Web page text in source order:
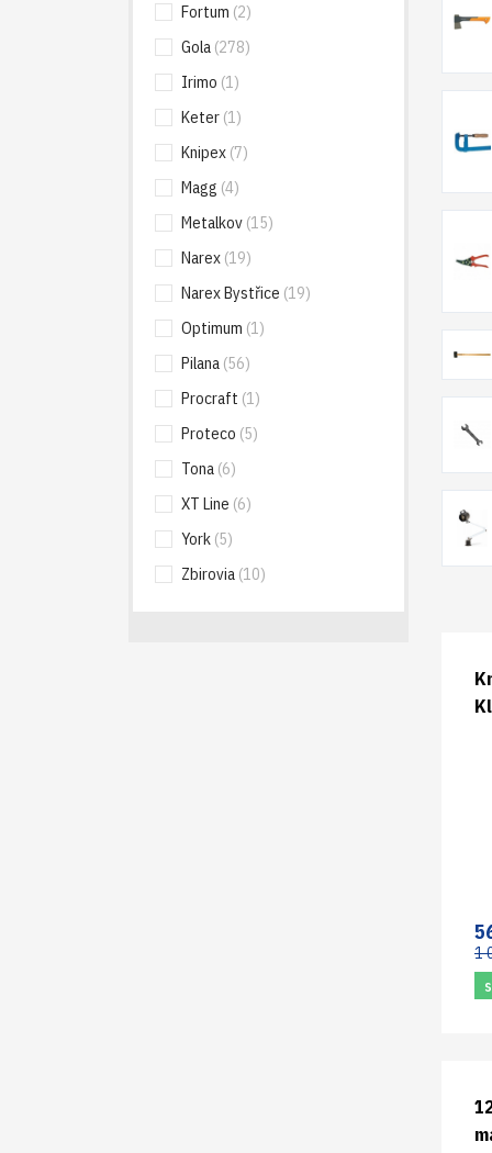
Fortum (2)
Gola (278)
Irimo (1)
Keter (1)
Knipex (7)
Magg (4)
Metalkov (15)
Narex (19)
Narex Bystřice (19)
Optimum (1)
Pilana (56)
Procraft (1)
Proteco (5)
Tona (6)
XT Line (6)
York (5)
Zbirovia (10)
1